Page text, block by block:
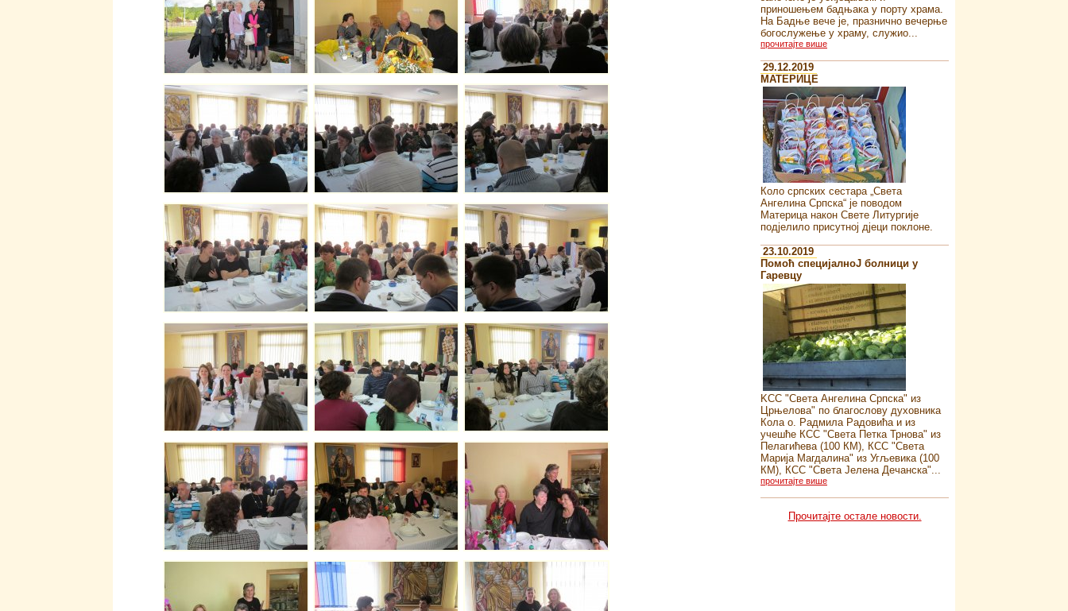
приношењем бадњака у порту храма.
На Бадње вече је, празнично вечерње
богослужење у храму, служио...
прочитајте више
29.12.2019
MATEРИЦЕ
Коло српских сестара „Света
Ангелина Српска“ je поводом
Материца након Свете Литургије
подјелило присутној дјеци поклоне.
23.10.2019
Помоћ специјалноJ болници у
Гаревцу
KСС "Света Ангелина Српска" из
Црњелова" по благослову духовника
Кола о. Радмила Радовића и из
учешће КСС "Света Петка Трнова" из
Пелагићева (100 КМ), КСС "Света
Марија Магдалина" из Угљевика (100
КМ), КСС "Света Јелена Дечанска"...
прочитајте више
Прочитајте остале новости.